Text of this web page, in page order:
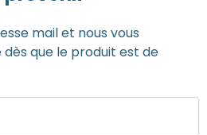
mail et nous vous
que le produit est de